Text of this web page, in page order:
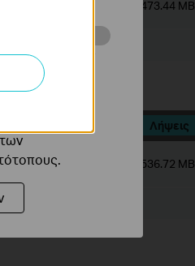
473.44 MB
Λήψεις
Μέγεθος αρχείου: 536.72 MB
σας στον
ιστότοπού